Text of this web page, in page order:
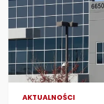
AKTUALNOŚCI